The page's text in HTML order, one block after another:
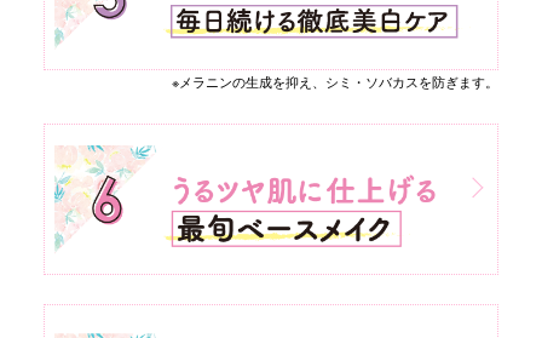
※メラニンの生成を抑え、シミ・ソバカスを防ぎます。